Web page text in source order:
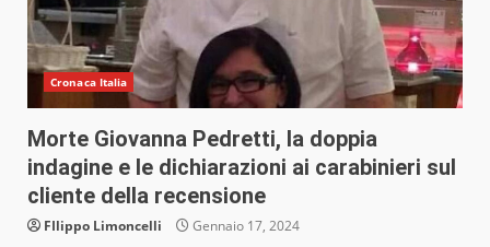
Cronaca Italia
Morte Giovanna Pedretti, la doppia
indagine e le dichiarazioni ai carabinieri sul
cliente della recensione
FIlippo Limoncelli Gennaio 17, 2024